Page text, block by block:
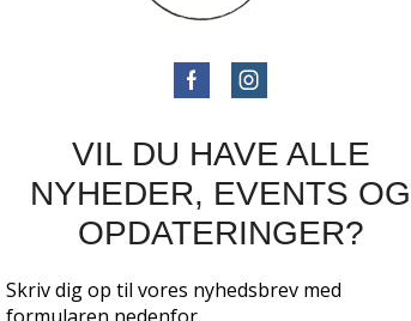
VIL DU HAVE ALLE
NYHEDER, EVENTS OG
OPDATERINGER?
Skriv dig op til vores nyhedsbrev med